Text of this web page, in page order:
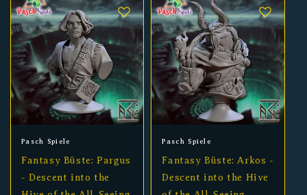
Anbieter:
Pasch Spiele
Fantasy Büste: Pargus
- Descent into the
Anbieter:
Pasch Spiele
Fantasy Büste: Arkos -
Descent into the Hive